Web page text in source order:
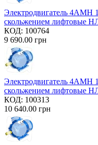
Электродвигатель
скольжением лифтовые
КОД: 100764
9 690.00 грн
Электродвигатель
скольжением лифтовые
КОД: 100313
10 640.00 грн